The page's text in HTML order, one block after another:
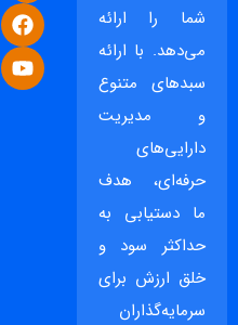
شما را ارائه
می‌دهد. با ارائه
سبدهای متنوع
و مدیریت
دارایی‌های
حرفه‌ای، هدف
ما دستیابی به
حداکثر سود و
خلق ارزش برای
سرمایه‌گذاران